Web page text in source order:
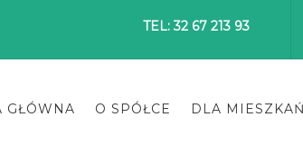
TEL: 32 67 213 93
GŁÓWNA O SPÓŁCE DLA